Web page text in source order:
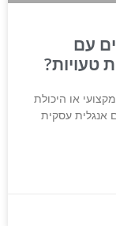
עם
טעויות?
או היכולת
אנגלית עסקית